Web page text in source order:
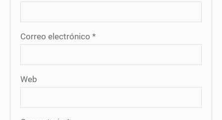
Correo electrónico *
Web